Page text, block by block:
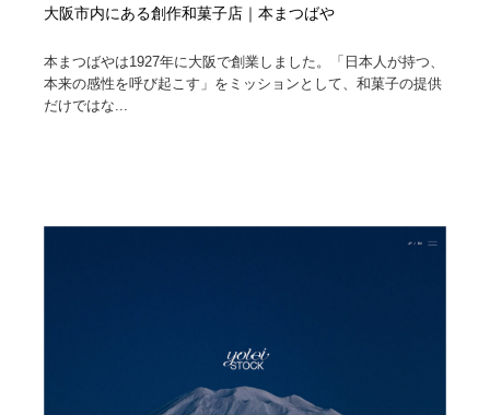
大阪市内にある創作和菓子店｜本まつばや
本まつばやは1927年に大阪で創業しました。「日本人が持つ、
本来の感性を呼び起こす」をミッションとして、和菓子の提供
だけではな...